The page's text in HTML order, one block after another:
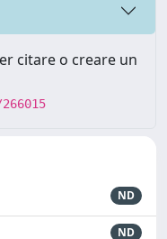
citare o creare un
ND
ND